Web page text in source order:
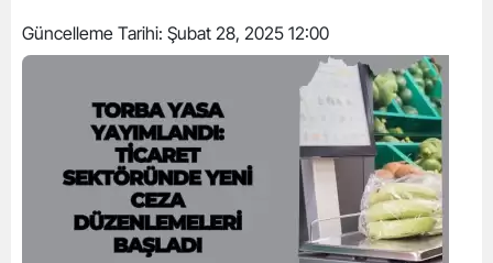
Güncelleme Tarihi: Şubat 28, 2025 12:00